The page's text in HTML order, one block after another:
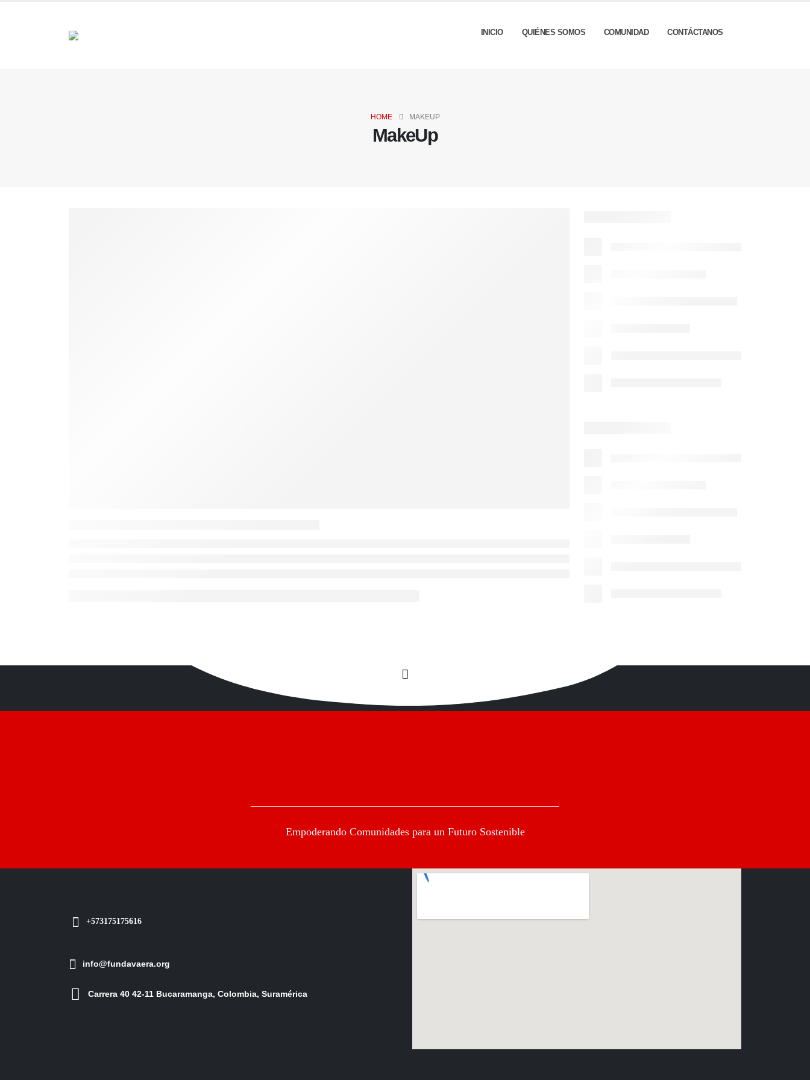
INICIO QUIÉNES SOMOS COMUNIDAD CONTÁCTANOS
HOME MAKEUP
MakeUp
Empoderando Comunidades para un Futuro Sostenible
+573175175616
info@fundavaera.org
Carrera 40 42-11 Bucaramanga, Colombia, Suramérica